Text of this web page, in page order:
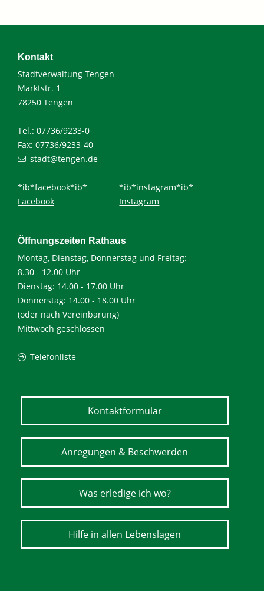
Kontakt
Stadtverwaltung Tengen
Marktstr. 1
78250 Tengen
Tel.: 07736/9233-0
Fax: 07736/9233-40
stadt@tengen.de
*ib*facebook*ib*
Facebook
*ib*instagram*ib*
Instagram
Öffnungszeiten Rathaus
Montag, Dienstag, Donnerstag und Freitag:
8.30 - 12.00 Uhr
Dienstag: 14.00 - 17.00 Uhr
Donnerstag: 14.00 - 18.00 Uhr
(oder nach Vereinbarung)
Mittwoch geschlossen
Telefonliste
Kontaktformular
Anregungen & Beschwerden
Was erledige ich wo?
Hilfe in allen Lebenslagen